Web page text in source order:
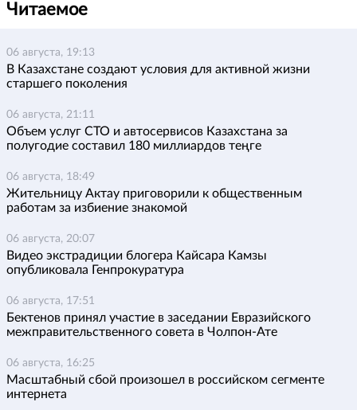
Читаемое
06 августа, 19:13
В Казахстане создают условия для активной жизни
старшего поколения
06 августа, 21:11
Объем услуг СТО и автосервисов Казахстана за
полугодие составил 180 миллиардов теңге
06 августа, 18:49
Жительницу Актау приговорили к общественным
работам за избиение знакомой
06 августа, 20:07
Видео экстрадиции блогера Кайсара Камзы
опубликовала Генпрокуратура
06 августа, 17:51
Бектенов принял участие в заседании Евразийского
межправительственного совета в Чолпон-Ате
06 августа, 16:25
Масштабный сбой произошел в российском сегменте
интернета